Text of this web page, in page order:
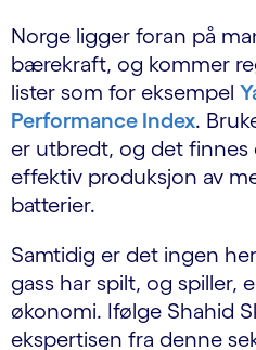
Norge ligger foran på
bærekraft, og kommer
lister som for eksempel
Performance Index.
er utbredt, og det finnes
effektiv produksjon av
batterier.
Samtidig er det ingen
gass har spilt, og spiller,
økonomi. Ifølge Shahid
ekspertisen fra denne